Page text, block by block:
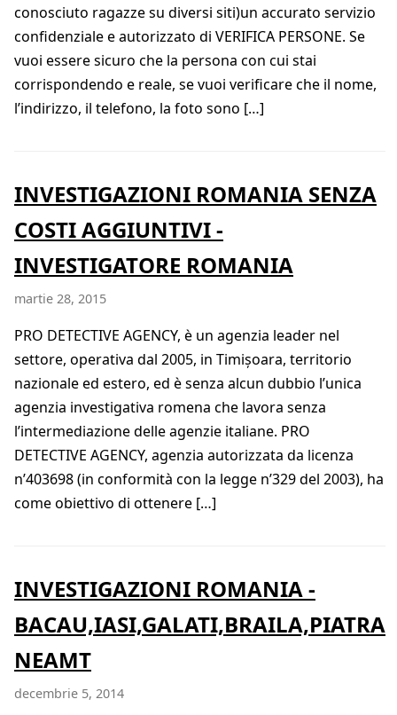
conosciuto ragazze su diversi siti)un accurato servizio
confidenziale e autorizzato di VERIFICA PERSONE. Se
vuoi essere sicuro che la persona con cui stai
corrispondendo e reale, se vuoi verificare che il nome,
l’indirizzo, il telefono, la foto sono […]
INVESTIGAZIONI ROMANIA SENZA
COSTI AGGIUNTIVI -
INVESTIGATORE ROMANIA
martie 28, 2015
PRO DETECTIVE AGENCY, è un agenzia leader nel
settore, operativa dal 2005, in Timișoara, territorio
nazionale ed estero, ed è senza alcun dubbio l’unica
agenzia investigativa romena che lavora senza
l’intermediazione delle agenzie italiane. PRO
DETECTIVE AGENCY, agenzia autorizzata da licenza
n’403698 (in conformità con la legge n’329 del 2003), ha
come obiettivo di ottenere […]
INVESTIGAZIONI ROMANIA -
BACAU,IASI,GALATI,BRAILA,PIATRA
NEAMT
decembrie 5, 2014